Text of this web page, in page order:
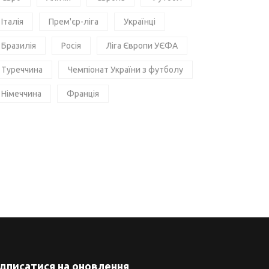
Італія Прем'єр-ліга Українці
Бразилія Росія Ліга Європи УЄФА
Туреччина Чемпіонат України з футболу
Німеччина Франція
на оновлення